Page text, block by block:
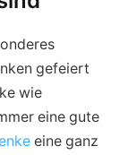
gefeiert
wie
eine gute
eine ganz